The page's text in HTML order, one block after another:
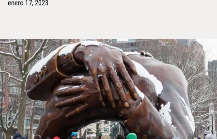
enero 17, 2023